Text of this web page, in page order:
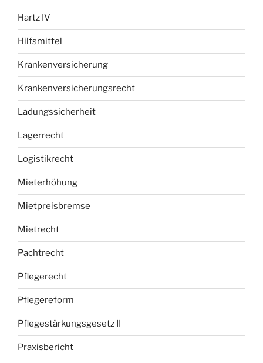
Hartz IV
Hilfsmittel
Krankenversicherung
Krankenversicherungsrecht
Ladungssicherheit
Lagerrecht
Logistikrecht
Mieterhöhung
Mietpreisbremse
Mietrecht
Pachtrecht
Pflegerecht
Pflegereform
Pflegestärkungsgesetz II
Praxisbericht